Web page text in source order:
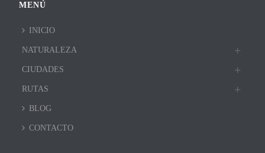
MENÚ
INICIO
NATURALEZA
CIUDADES
RUTAS
BLOG
CONTACTO